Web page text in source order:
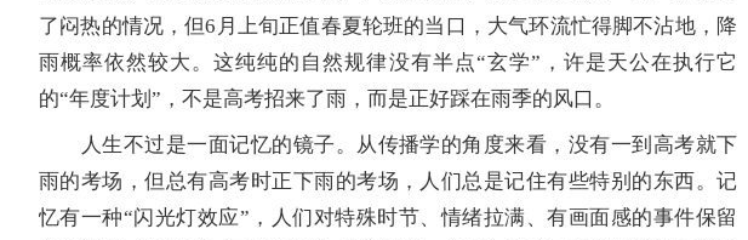
了闷热的情况，但6月上旬正值春夏轮班的当口，大气环流忙得脚不沾地，降
雨概率依然较大。这纯纯的自然规律没有半点“玄学”，许是天公在执行它
的“年度计划”，不是高考招来了雨，而是正好踩在雨季的风口。
人生不过是一面记忆的镜子。从传播学的角度来看，没有一到高考就下
雨的考场，但总有高考时正下雨的考场，人们总是记住有些特别的东西。记
忆有一种“闪光灯效应”，人们对特殊时节、情绪拉满、有画面感的事件保留